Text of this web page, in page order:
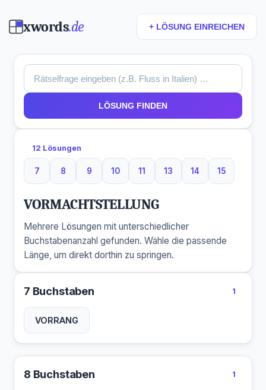
xwords.de + LÖSUNG EINREICHEN
LÖSUNG FINDEN
12 Lösungen
7
7 Buchstaben
8
8 Buchstaben
9
9 Buchstaben
10
10 Buchstaben
11
11 Buchstaben
13
13 Buchstaben
14
14 Buchstaben
15
15
VORMACHTSTELLUNG
Mehrere Lösungen mit unterschiedlicher
Buchstabenanzahl gefunden. Wähle die passende
Länge, um direkt dorthin zu springen.
7 Buchstaben 1
VORRANG
8 Buchstaben 1